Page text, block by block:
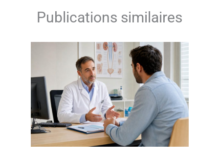
Publications similaires